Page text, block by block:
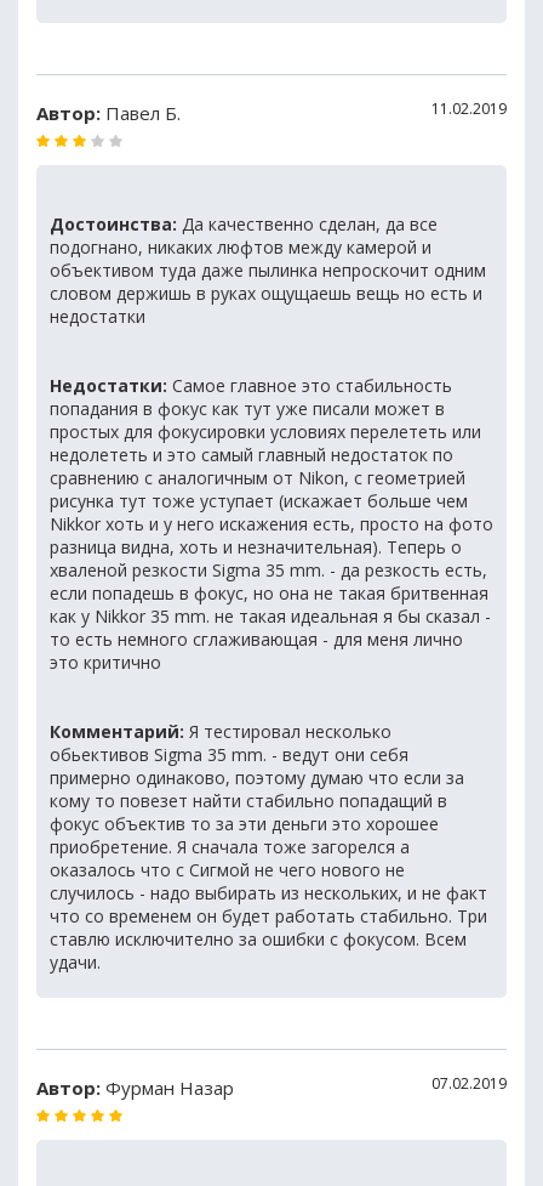
Автор: Павел Б. 11.02.2019
Достоинства: Да качественно сделан, да все
подогнано, никаких люфтов между камерой и
объективом туда даже пылинка непроскочит одним
словом держишь в руках ощущаешь вещь но есть и
недостатки
Недостатки: Самое главное это стабильность
попадания в фокус как тут уже писали может в
простых для фокусировки условиях перелететь или
недолететь и это самый главный недостаток по
сравнению с аналогичным от Nikon, с геометрией
рисунка тут тоже уступает (искажает больше чем
Nikkor хоть и у него искажения есть, просто на фото
разница видна, хоть и незначительная). Теперь о
хваленой резкости Sigma 35 mm. - да резкость есть,
если попадешь в фокус, но она не такая бритвенная
как у Nikkor 35 mm. не такая идеальная я бы сказал -
то есть немного сглаживающая - для меня лично
это критично
Комментарий: Я тестировал несколько
обьективов Sigma 35 mm. - ведут они себя
примерно одинаково, поэтому думаю что если за
кому то повезет найти стабильно попадащий в
фокус объектив то за эти деньги это хорошее
приобретение. Я сначала тоже загорелся а
оказалось что с Сигмой не чего нового не
случилось - надо выбирать из нескольких, и не факт
что со временем он будет работать стабильно. Три
ставлю исключително за ошибки с фокусом. Всем
удачи.
Автор: Фурман Назар 07.02.2019